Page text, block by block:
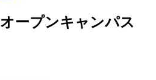
オープンキャンパス